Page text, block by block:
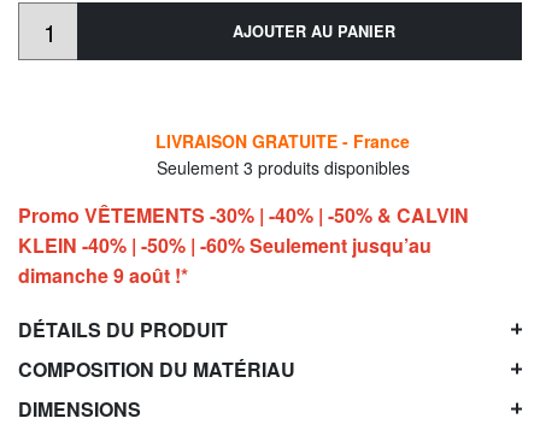
AJOUTER AU PANIER
LIVRAISON GRATUITE - France
Seulement 3 produits disponibles
Promo VÊTEMENTS -30% | -40% | -50% & CALVIN
KLEIN -40% | -50% | -60% Seulement jusqu’au
dimanche 9 août !*
DÉTAILS DU PRODUIT
COMPOSITION DU MATÉRIAU
DIMENSIONS